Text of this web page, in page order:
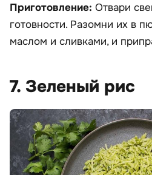
Приготовление: Отвари
готовности. Разомни их в
маслом и сливками, и
7. Зеленый рис